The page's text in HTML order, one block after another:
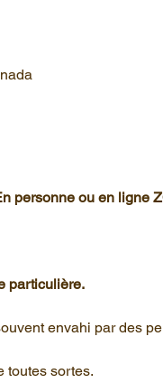
personne ou en ligne
particulière.
envahi par des
toutes sortes.